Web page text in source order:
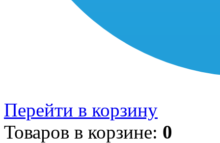
Перейти в корзину
Товаров в корзине: 0